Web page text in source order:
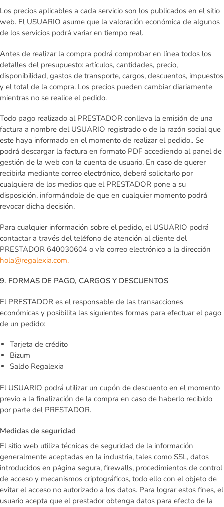
Los precios aplicables a cada servicio son los publicados en el sitio
web. El USUARIO asume que la valoración económica de algunos
de los servicios podrá variar en tiempo real.
Antes de realizar la compra podrá comprobar en línea todos los
detalles del presupuesto: artículos, cantidades, precio,
disponibilidad, gastos de transporte, cargos, descuentos, impuestos
y el total de la compra. Los precios pueden cambiar diariamente
mientras no se realice el pedido.
Todo pago realizado al PRESTADOR conlleva la emisión de una
factura a nombre del USUARIO registrado o de la razón social que
este haya informado en el momento de realizar el pedido.. Se
podrá descargar la factura en formato PDF accediendo al panel de
gestión de la web con la cuenta de usuario. En caso de querer
recibirla mediante correo electrónico, deberá solicitarlo por
cualquiera de los medios que el PRESTADOR pone a su
disposición, informándole de que en cualquier momento podrá
revocar dicha decisión.
Para cualquier información sobre el pedido, el USUARIO podrá
contactar a través del teléfono de atención al cliente del
PRESTADOR 640030604 o vía correo electrónico a la dirección
hola@regalexia.com.
9. FORMAS DE PAGO, CARGOS Y DESCUENTOS
El PRESTADOR es el responsable de las transacciones
económicas y posibilita las siguientes formas para efectuar el pago
de un pedido:
Tarjeta de crédito
Bizum
Saldo Regalexia
El USUARIO podrá utilizar un cupón de descuento en el momento
previo a la finalización de la compra en caso de haberlo recibido
por parte del PRESTADOR.
Medidas de seguridad
El sitio web utiliza técnicas de seguridad de la información
generalmente aceptadas en la industria, tales como SSL, datos
introducidos en página segura, firewalls, procedimientos de control
de acceso y mecanismos criptográficos, todo ello con el objeto de
evitar el acceso no autorizado a los datos. Para lograr estos fines, el
usuario acepta que el prestador obtenga datos para efecto de la